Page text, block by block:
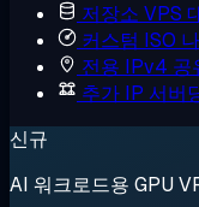
저장소 VPS
커스텀 ISO
전용 IPv4 공
추가 IP 서버
신규
AI 워크로드용 GPU